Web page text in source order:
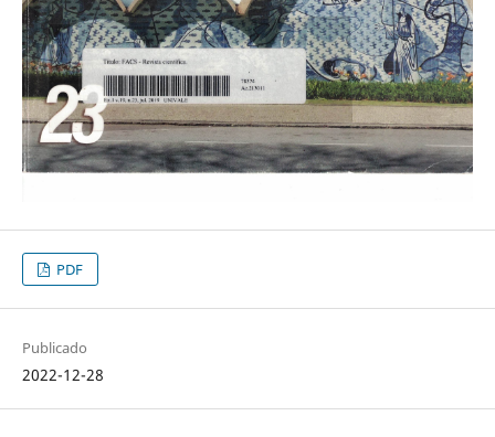
PDF
Publicado
2022-12-28